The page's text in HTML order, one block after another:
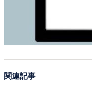
関連記事